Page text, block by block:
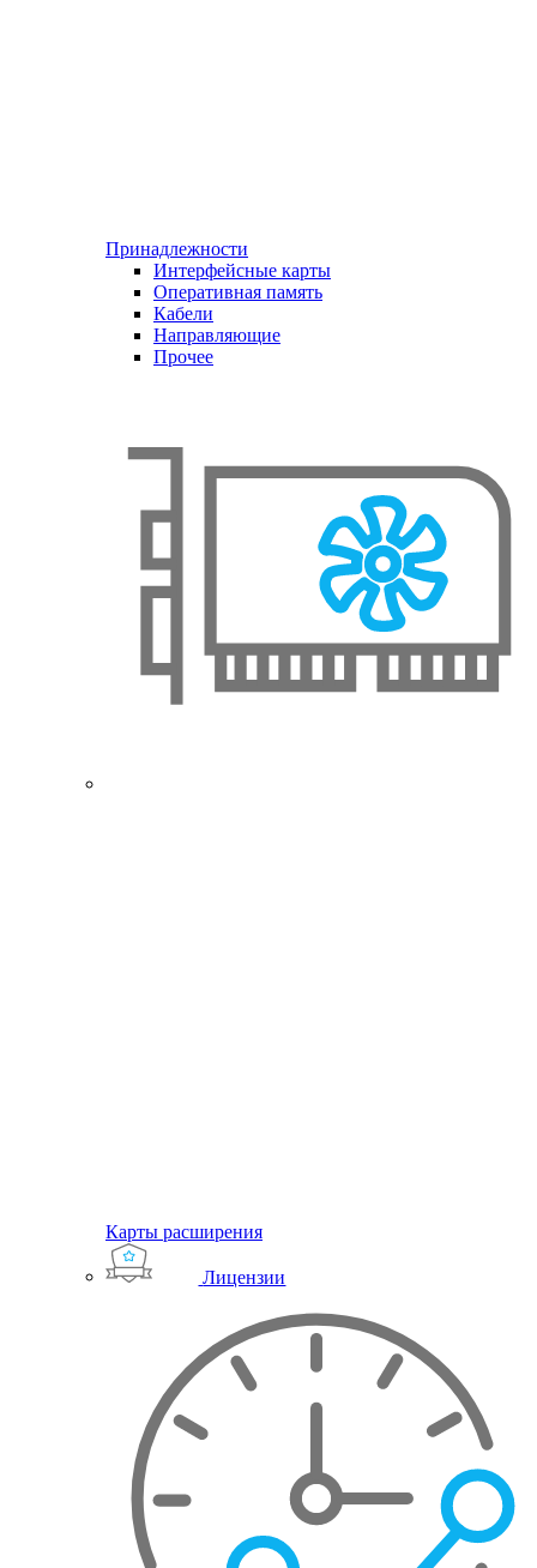
Принадлежности
Интерфейсные карты
Оперативная память
Кабели
Направляющие
Прочее
Карты расширения
Лицензии